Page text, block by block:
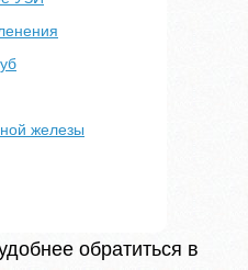
железы
обратиться в